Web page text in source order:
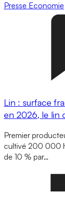
Presse Economie
Lin : surface
en 2026, le lin
Premier
cultivé 200 000
de 10 % par…